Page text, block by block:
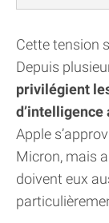
Cette tension
Depuis
privilégient
Apple
Micron, mais
doivent eux